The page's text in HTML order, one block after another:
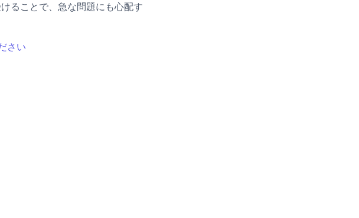
ることで、急な問題にも心配す
さい